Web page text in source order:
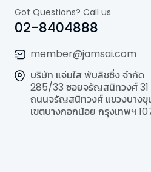
Got Questions? Call us
02-8404888
member@jamsai.com
บริษัท แจ่มใส พับลิชชิ่ง จำกัด
285/33 ซอยจรัญสนิทวงศ์ 31
ถนนจรัญสนิทวงศ์ แขวงบางขุ
เขตบางกอกน้อย กรุงเทพฯ